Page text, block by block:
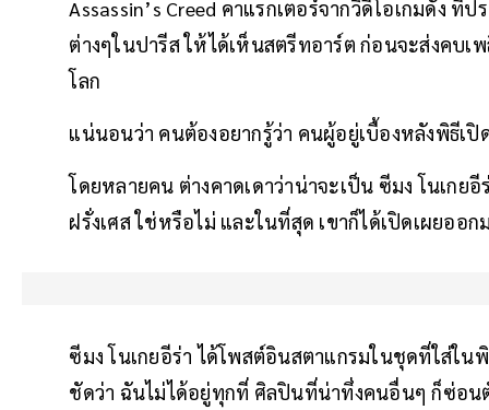
Assassin’s Creed คาแรกเตอร์จากวิดีโอเกมดัง
ต่างๆในปารีส ให้ได้เห็นสตรีทอาร์ต ก่อนจะส่งคบ
โลก
แน่นอนว่า คนต้องอยากรู้ว่า คนผู้อยู่เบื้องหลังพิธีเปิ
โดยหลายคน ต่างคาดเดาว่าน่าจะเป็น ซีมง โนเกย
ฝรั่งเศส ใช่หรือไม่ และในที่สุด เขาก็ได้เปิดเผยออ
ซีมง โนเกยอีร่า ได้โพสต์อินสตาแกรมในชุดที่ใส่ใ
ชัดว่า ฉันไม่ได้อยู่ทุกที่ ศิลปินที่น่าทึ่งคนอื่นๆ ก็ซ่อน